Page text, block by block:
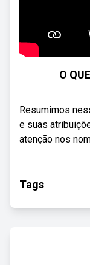
O
Resumimos
e suas
atenção nos
Tags